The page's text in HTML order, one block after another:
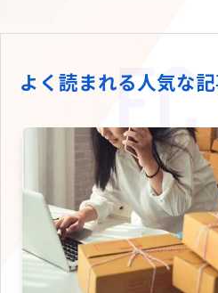
海外進出・
よく読まれる人気な